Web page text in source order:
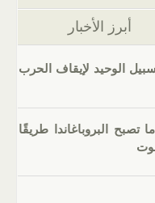
النشطة)
أبرز الأخبار
الوحيد لإيقاف الحرب
تصبح البروباغاندا طريقًا